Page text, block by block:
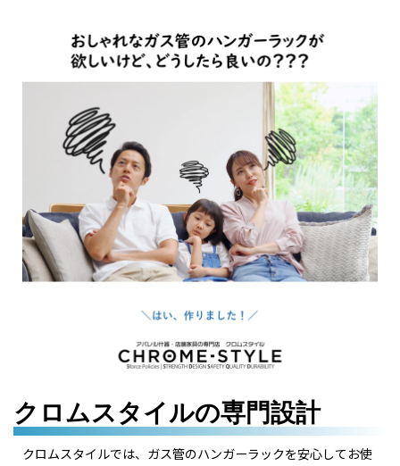
クロムスタイルの専門設計
クロムスタイルでは、ガス管のハンガーラックを安心してお使